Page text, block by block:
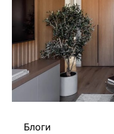
Блоги